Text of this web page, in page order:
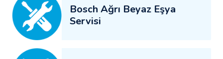
Bosch Ağrı Beyaz Eşya
Servisi